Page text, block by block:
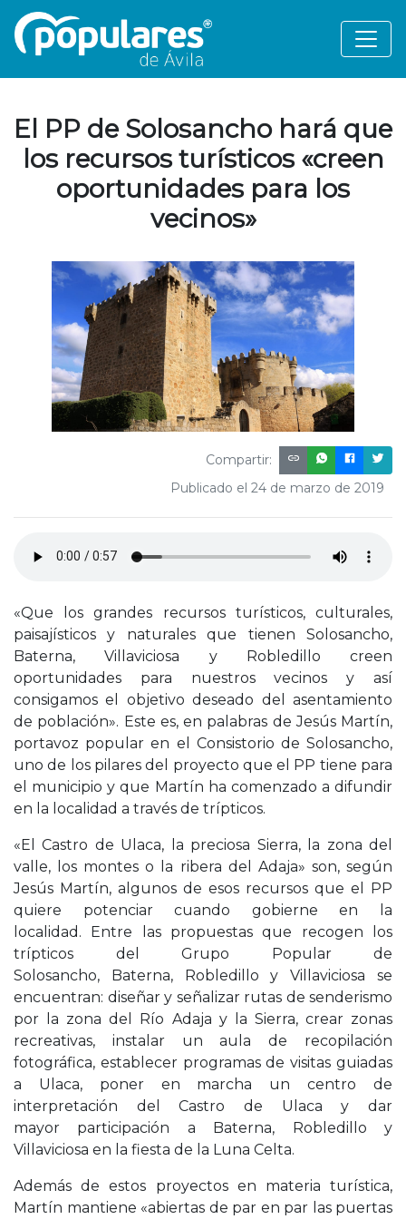
El PP de Solosancho hará que
los recursos turísticos «creen
oportunidades para los
vecinos»
Compartir:
Publicado el 24 de marzo de 2019
«Que los grandes recursos turísticos, culturales,
paisajísticos y naturales que tienen Solosancho,
Baterna, Villaviciosa y Robledillo creen
oportunidades para nuestros vecinos y así
consigamos el objetivo deseado del asentamiento
de población». Este es, en palabras de Jesús Martín,
portavoz popular en el Consistorio de Solosancho,
uno de los pilares del proyecto que el PP tiene para
el municipio y que Martín ha comenzado a difundir
en la localidad a través de trípticos.
«El Castro de Ulaca, la preciosa Sierra, la zona del
valle, los montes o la ribera del Adaja» son, según
Jesús Martín, algunos de esos recursos que el PP
quiere potenciar cuando gobierne en la
localidad. Entre las propuestas que recogen los
trípticos del Grupo Popular de
Solosancho, Baterna, Robledillo y Villaviciosa se
encuentran: diseñar y señalizar rutas de senderismo
por la zona del Río Adaja y la Sierra, crear zonas
recreativas, instalar un aula de recopilación
fotográfica, establecer programas de visitas guiadas
a Ulaca, poner en marcha un centro de
interpretación del Castro de Ulaca y dar
mayor participación a Baterna, Robledillo y
Villaviciosa en la fiesta de la Luna Celta.
Además de estos proyectos en materia turística,
Martín mantiene «abiertas de par en par las puertas